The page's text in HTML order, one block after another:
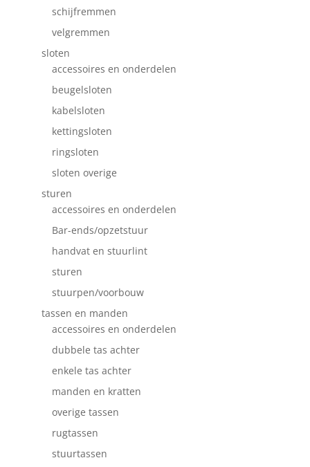
schijfremmen
velgremmen
sloten
accessoires en onderdelen
beugelsloten
kabelsloten
kettingsloten
ringsloten
sloten overige
sturen
accessoires en onderdelen
Bar-ends/opzetstuur
handvat en stuurlint
sturen
stuurpen/voorbouw
tassen en manden
accessoires en onderdelen
dubbele tas achter
enkele tas achter
manden en kratten
overige tassen
rugtassen
stuurtassen